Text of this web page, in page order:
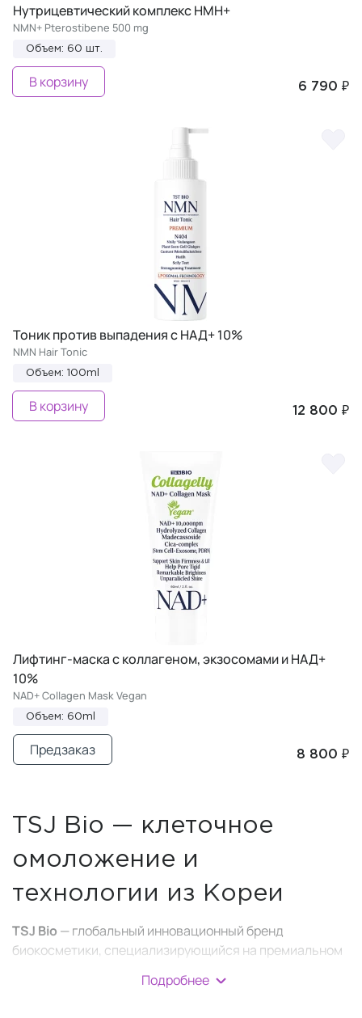
Нутрицевтический комплекс НМН+
NMN+ Pterostibene 500 mg
Объем: 60 шт.
6 790 ₽
В корзину
Тоник против выпадения c НАД+ 10%
NMN Hair Tonic
Объем: 100ml
12 800 ₽
В корзину
Лифтинг-маска с коллагеном, экзосомами и НАД+
10%
NAD+ Collagen Mask Vegan
Объем: 60ml
8 800 ₽
Предзаказ
TSJ Bio — клеточное
омоложение и
технологии из Кореи
TSJ Bio — глобальный инновационный бренд
биокосметики, специализирующийся на премиальном
передовых ингредиентов, таких как
Подробнее